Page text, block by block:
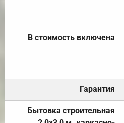
В стоимость включена
Гарантия
Бытовка строительная